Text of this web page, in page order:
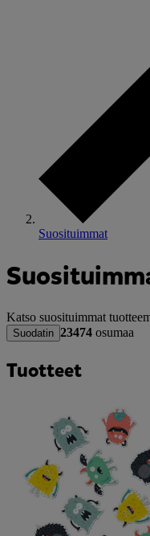
Suosituimmat
Katso suosituimmat
Suodatin 23474 osumaa
Tuotteet